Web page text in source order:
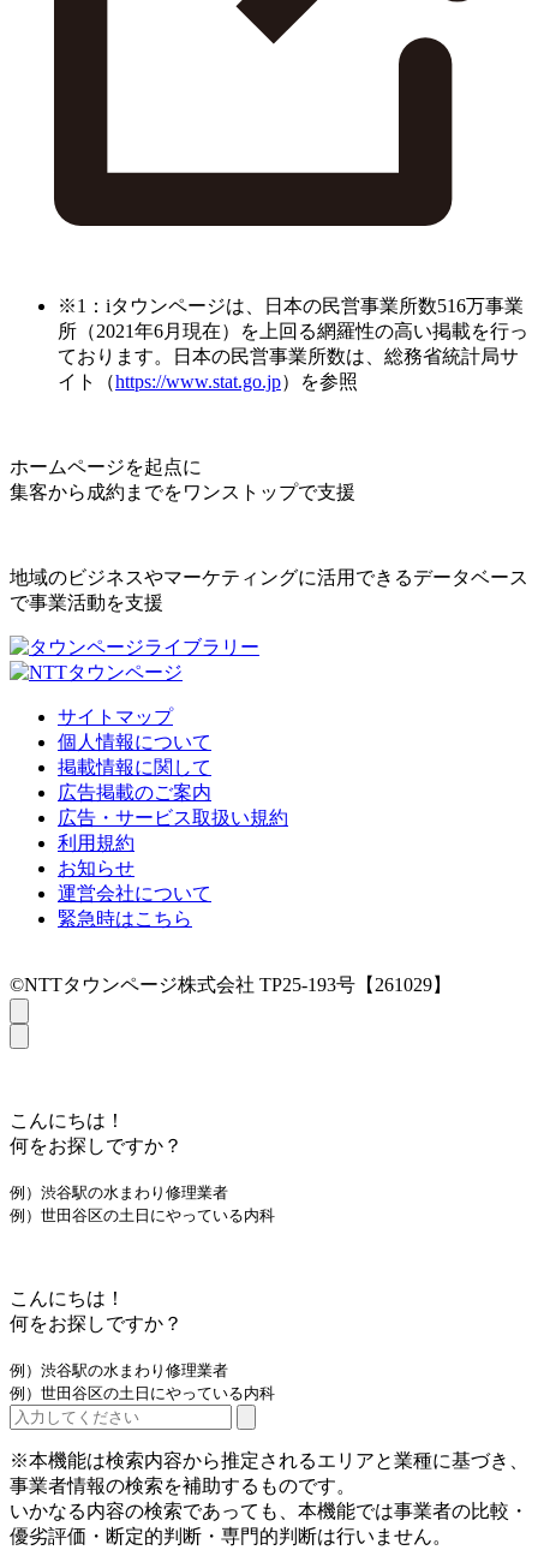
※1：iタウンページは、日本の民営事業所数516万事業
所（2021年6月現在）を上回る網羅性の高い掲載を行っ
ております。日本の民営事業所数は、総務省統計局サ
イト（https://www.stat.go.jp）を参照
ホームページを起点に
集客から成約までをワンストップで支援
地域のビジネスやマーケティングに活用できるデータベース
で事業活動を支援
サイトマップ
個人情報について
掲載情報に関して
広告掲載のご案内
広告・サービス取扱い規約
利用規約
お知らせ
運営会社について
緊急時はこちら
©NTTタウンページ株式会社 TP25-193号【261029】
こんにちは！
何をお探しですか？
例）渋谷駅の水まわり修理業者
例）世田谷区の土日にやっている内科
こんにちは！
何をお探しですか？
例）渋谷駅の水まわり修理業者
例）世田谷区の土日にやっている内科
※本機能は検索内容から推定されるエリアと業種に基づき、
事業者情報の検索を補助するものです。
いかなる内容の検索であっても、本機能では事業者の比較・
優劣評価・断定的判断・専門的判断は行いません。